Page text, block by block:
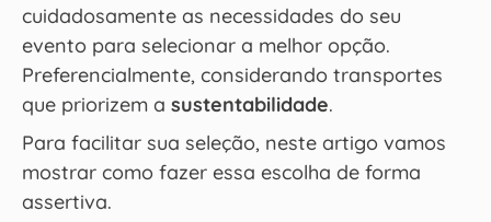
cuidadosamente as necessidades do seu
evento para selecionar a melhor opção.
Preferencialmente, considerando transportes
que priorizem a sustentabilidade.
Para facilitar sua seleção, neste artigo vamos
mostrar como fazer essa escolha de forma
assertiva.